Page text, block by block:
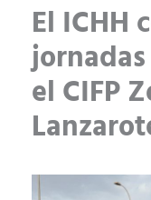
El ICHH
el CIFP